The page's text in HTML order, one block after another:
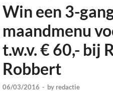
Win een 3-
maandmenu
t.w.v. € 60,- bij
Robbert
06/03/2016 - by redactie